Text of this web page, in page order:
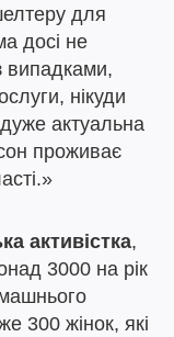
для
досі не
випадками,
нікуди
актуальна
проживає
активістка,
3000 на рік
300 жінок, які